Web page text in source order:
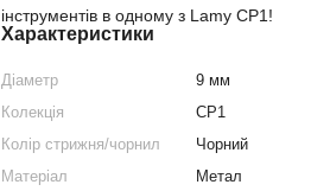
інструментів в одному з Lamy CP1!
Характеристики
Діаметр
9 мм
Колекція
CP1
Колір стрижня/чорнил
Чорний
Матеріал
Метал